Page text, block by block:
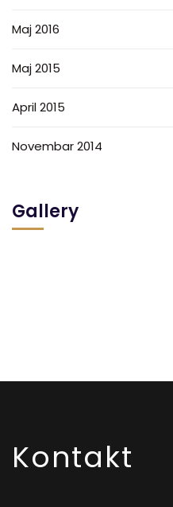
Maj 2016
Maj 2015
April 2015
Novembar 2014
Gallery
Kontakt